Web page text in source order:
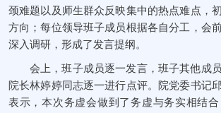
颈难题以及师生群众反映集中的热点难点，
方向；每位领导班子成员根据各自分工，会
深入调研，形成了发言提纲。
会上，班子成员逐一发言，班子其他成
院长林婷婷同志逐一进行点评。院党委书记
表示，本次务虚会做到了务虚与务实相结